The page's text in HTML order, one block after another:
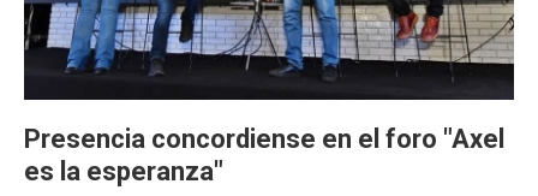
Presencia concordiense en el foro "Axel
es la esperanza"